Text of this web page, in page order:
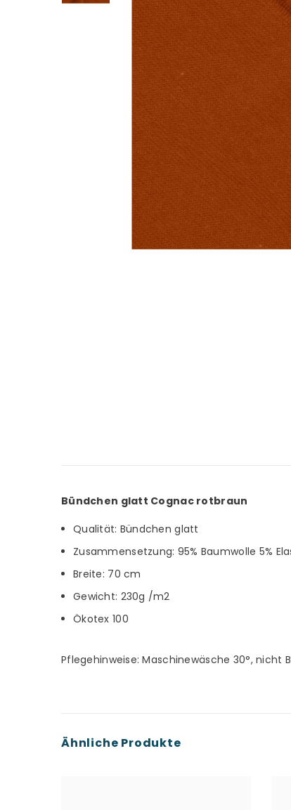
Bündchen glatt Cognac rotbraun
Qualität: Bündchen glatt
Zusammensetzung: 95% Baumwolle 5%
Breite: 70 cm
Gewicht: 230g /m2
Ökotex 100
Pflegehinweise: Maschinewäsche 30°,
Ähnliche Produkte